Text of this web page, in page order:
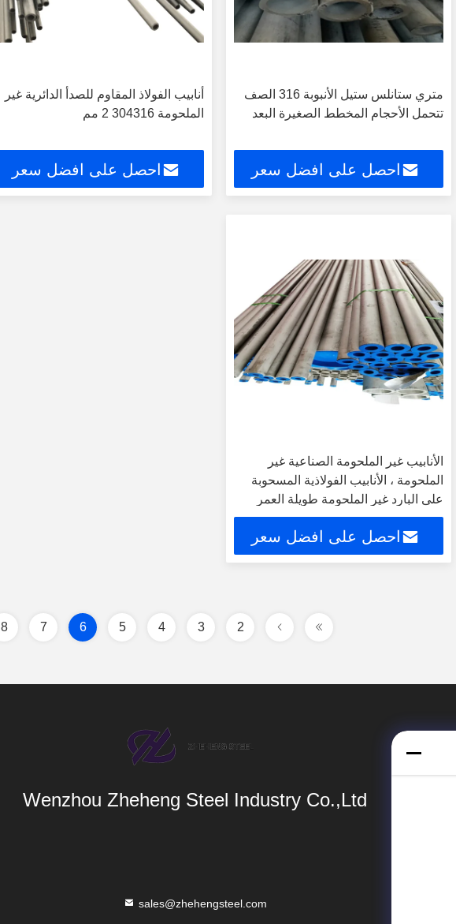
متري ستانلس ستيل الأنبوبة 316 الصف
تتحمل الأحجام المخطط الصغيرة البعد
احصل على افضل سعر
أنابيب الفولاذ المقاوم للصدأ الدائرية غير
الملحومة 304316 2 مم
احصل على افضل سعر
الأنابيب غير الملحومة الصناعية غير
الملحومة ، الأنابيب الفولاذية المسحوبة
على البارد غير الملحومة طويلة العمر
احصل على افضل سعر
2
3
4
5
6
7
8
Wenzhou Zheheng Steel Industry Co.,Ltd
sales@zhehengsteel.com